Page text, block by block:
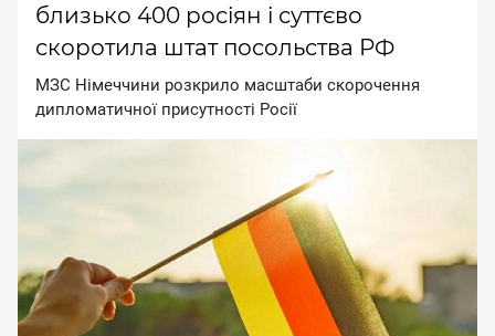
близько 400 росіян і суттєво
скоротила штат посольства РФ
MЗC Hiмeччини poзкpилo мacштaби cкopoчeння
диплoмaтичнoї пpиcутнocтi Pociї